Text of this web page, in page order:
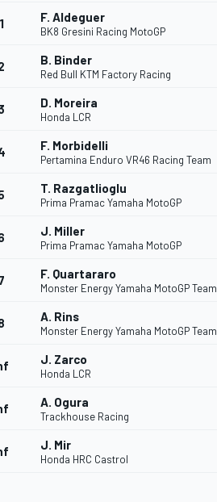
F. Aldeguer
BK8 Gresini Racing MotoGP
B. Binder
Red Bull KTM Factory Racing
D. Moreira
Honda LCR
F. Morbidelli
Pertamina Enduro VR46 Racing Team
T. Razgatlioglu
Prima Pramac Yamaha MotoGP
J. Miller
Prima Pramac Yamaha MotoGP
F. Quartararo
Monster Energy Yamaha MotoGP Team
A. Rins
Monster Energy Yamaha MotoGP Team
J. Zarco
Honda LCR
A. Ogura
Trackhouse Racing
J. Mir
Honda HRC Castrol